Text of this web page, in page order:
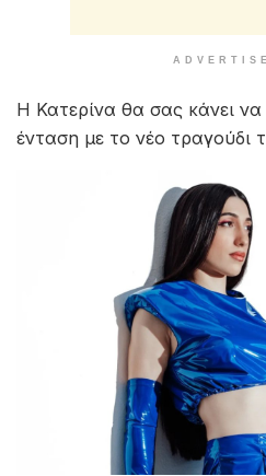
Η Κατερίνα θα σας κάνει
ένταση με το νέο τραγούδι